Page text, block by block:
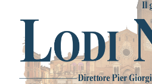
HOME
CRONACA
POLITICA
LA FOTO